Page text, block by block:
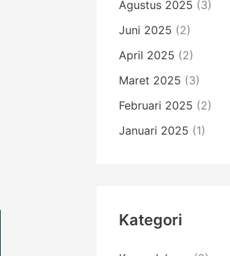
Agustus 2025 (3)
Juni 2025 (2)
April 2025 (2)
Maret 2025 (3)
Februari 2025 (2)
Januari 2025 (1)
Kategori